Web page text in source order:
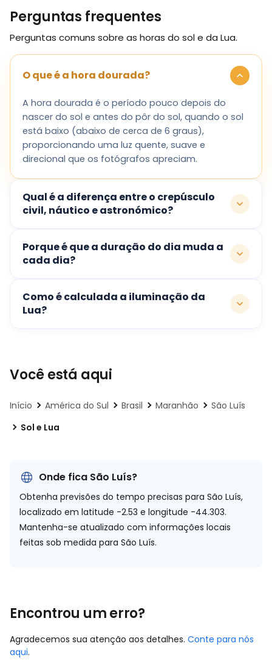
Perguntas frequentes
Perguntas comuns sobre as horas do sol e da Lua.
O que é a hora dourada?
A hora dourada é o período pouco depois do
nascer do sol e antes do pôr do sol, quando o sol
está baixo (abaixo de cerca de 6 graus),
proporcionando uma luz quente, suave e
direcional que os fotógrafos apreciam.
Qual é a diferença entre o crepúsculo
civil, náutico e astronómico?
Porque é que a duração do dia muda a
cada dia?
Como é calculada a iluminação da
Lua?
Você está aqui
Início América do Sul Brasil Maranhão
São Luís
Sol e Lua
Onde fica São Luís?
Obtenha previsões do tempo precisas para São Luís,
localizado em latitude -2.53 e longitude -44.303.
Mantenha-se atualizado com informações locais
feitas sob medida para São Luís.
Encontrou um erro?
Agradecemos sua atenção aos detalhes. Conte para nós
aqui.